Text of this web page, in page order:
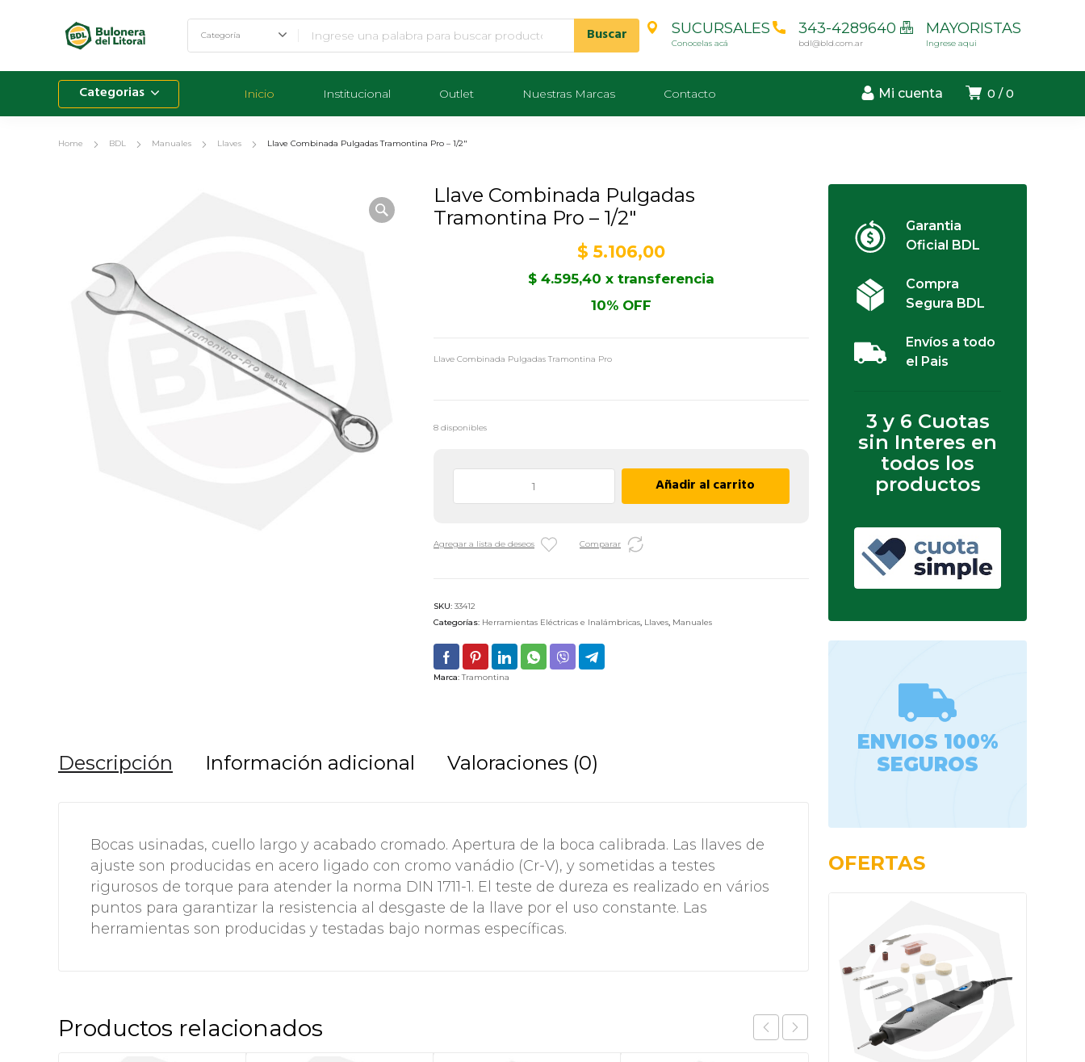
SUCURSALES
Conocelas acá
343-4289640
bdl@bld.com.ar
MAYORISTAS
Ingrese aqui
0 0
Mi cuenta
Categorias Inicio Institucional Outlet Nuestras Marcas Contacto
Home BDL Manuales Llaves Llave Combinada Pulgadas Tramontina Pro – 1/2″
Llave Combinada Pulgadas
Tramontina Pro – 1/2″
$ 5.106,00
$ 4.595,40 x transferencia
10% OFF
Llave Combinada Pulgadas Tramontina Pro
8 disponibles
Pro
cantidad
Añadir al carrito
Agregar a lista de deseos Comparar
SKU: 33412
Categorías: Herramientas Eléctricas e Inalámbricas, Llaves, Manuales
Marca:Tramontina
Descripción Información adicional Valoraciones (0)
Bocas usinadas, cuello largo y acabado cromado. Apertura de la boca calibrada. Las llaves de
ajuste son producidas en acero ligado con cromo vanádio (Cr-V), y sometidas a testes
rigurosos de torque para atender la norma DIN 1711-1. El teste de dureza es realizado en vários
puntos para garantizar la resistencia al desgaste de la llave por el uso constante. Las
herramientas son producidas y testadas bajo normas específicas.
Productos relacionados
Garantia
Oficial BDL
Compra
Segura BDL
Envíos a todo
el Pais
3 y 6 Cuotas
sin Interes en
todos los
productos
ENVIOS 100%
SEGUROS
OFERTAS